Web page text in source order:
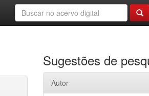
Sugestões de
Autor